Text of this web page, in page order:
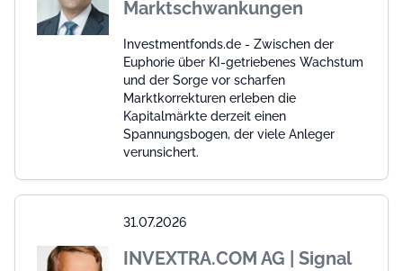
Marktschwankungen
Investmentfonds.de - Zwischen der
Euphorie über KI-getriebenes Wachstum
und der Sorge vor scharfen
Marktkorrekturen erleben die
Kapitalmärkte derzeit einen
Spannungsbogen, der viele Anleger
verunsichert.
31.07.2026
INVEXTRA.COM AG | Signal